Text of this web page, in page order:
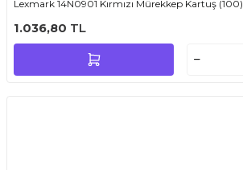
Lexmark 14N0901 Kırmızı Mürekkep Kartuş (100)
1.036,80 TL